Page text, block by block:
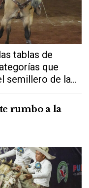
tablas de
que
semillero de la...
rumbo a la